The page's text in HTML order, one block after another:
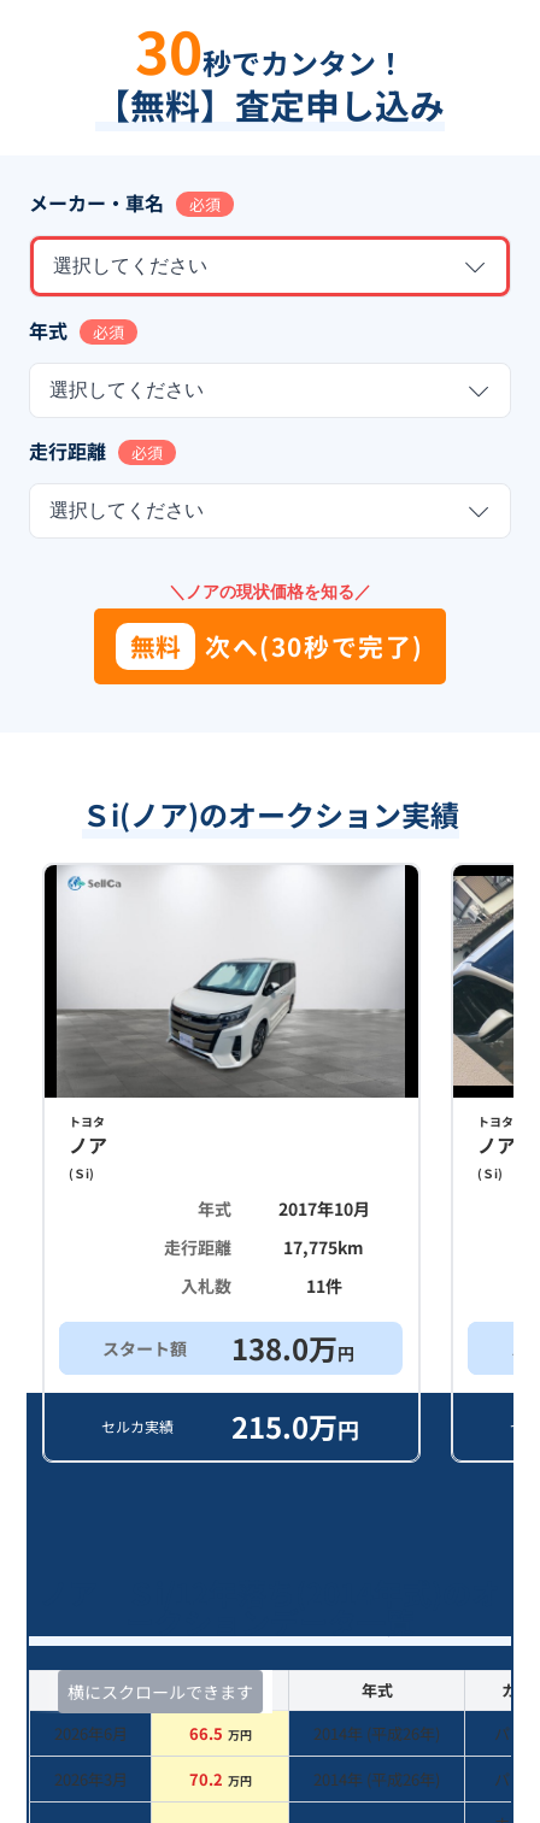
30秒でカンタン！
【無料】査定申し込み
メーカー・車名 必須
選択してください
年式 必須
選択してください
走行距離 必須
選択してください
＼ノアの現状価格を知る／
無料 次へ(30秒で完了)
Ｓi(ノア)のオークション実績
トヨタ
ノア
( Ｓi)
年式
2017年10月
走行距離
17,775km
入札数
11件
スタート額 138.0万円
セルカ実績 215.0万円
トヨタ
ノア
( Ｓi)
セ
横にスクロールできます
査定時期 セルカ実績 年式
カラ
2026年6月
66.5 万円 2014年 (平成26年)
パール
2026年3月
70.2 万円 2014年 (平成26年) パール